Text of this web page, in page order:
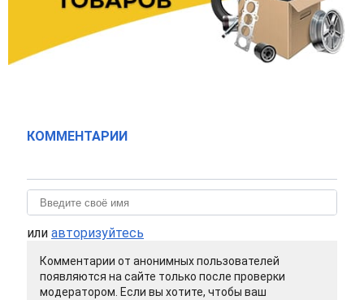
КОММЕНТАРИИ
или авторизуйтесь
Комментарии от анонимных пользователей
появляются на сайте только после проверки
модератором. Если вы хотите, чтобы ваш